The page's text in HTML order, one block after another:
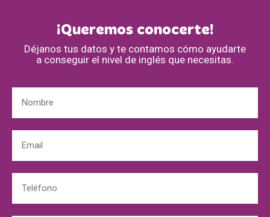
¡Queremos conocerte!
Déjanos tus datos y te contamos cómo ayudarte
a conseguir el nivel de inglés que necesitas.